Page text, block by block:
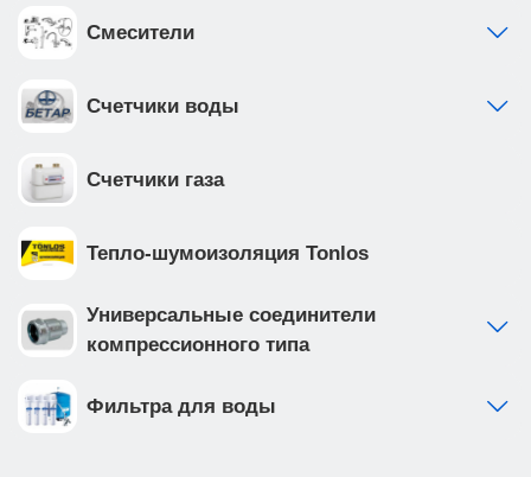
Смесители
Счетчики воды
Счетчики газа
Тепло-шумоизоляция Tonlos
Универсальные соединители
компрессионного типа
Фильтра для воды